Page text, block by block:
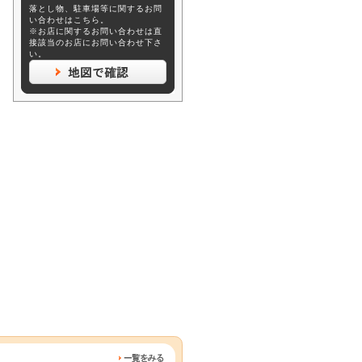
落とし物、駐車場等に関するお問
い合わせはこちら。
※お店に関するお問い合わせは直
接該当のお店にお問い合わせ下さ
い。